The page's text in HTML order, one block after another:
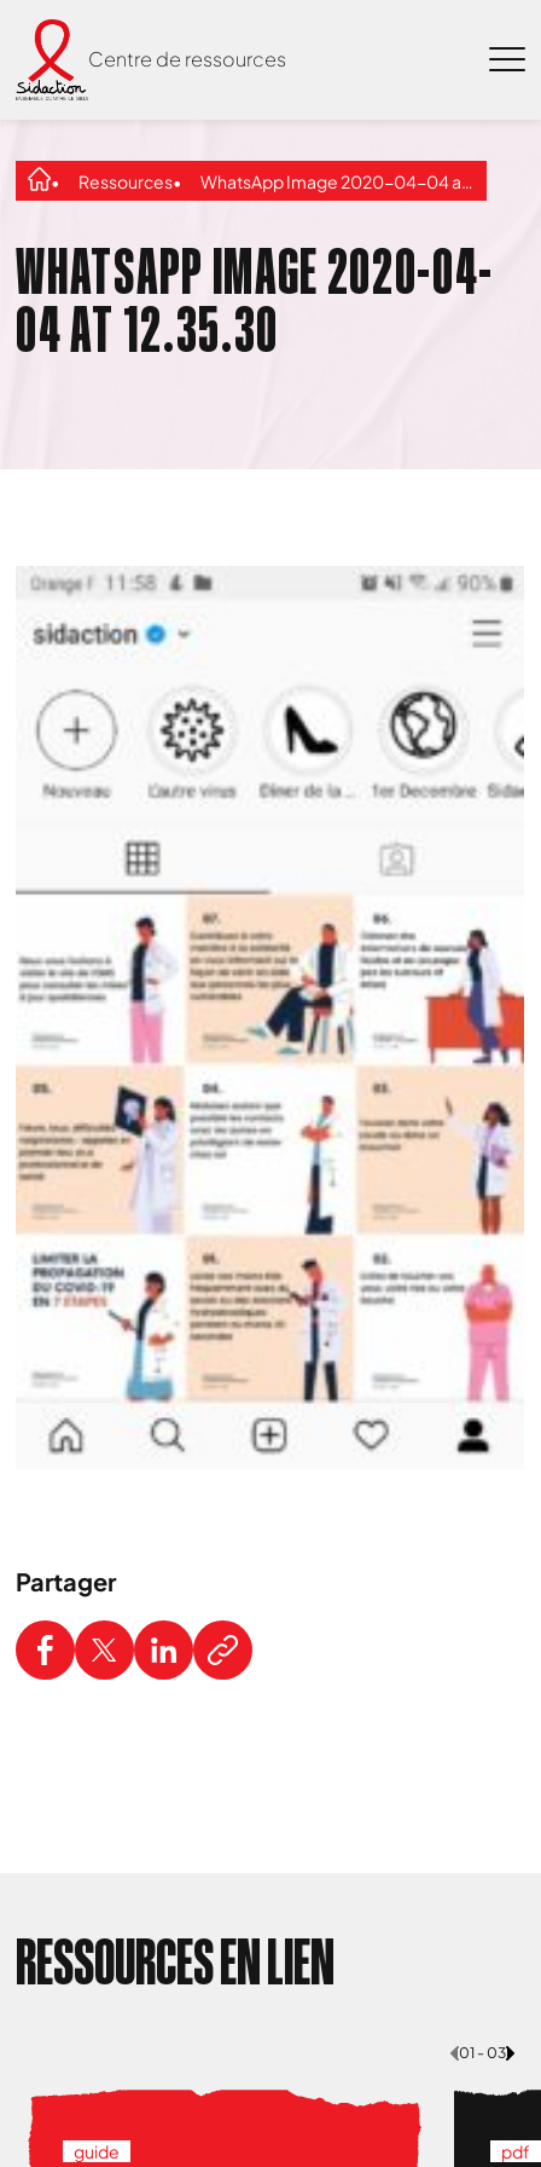
Centre de ressources
Ressources WhatsApp Image 2020-04-04 at 12.35.30
WHATSAPP IMAGE 2020-04-
04 AT 12.35.30
Partager
RESSOURCES EN LIEN
01 - 03
guide pdf